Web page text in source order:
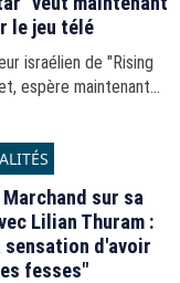
le jeu télé
israélien de "Rising
espère maintenant
genre du jeu télé avec
sur sa
Lilian Thuram :
sensation d'avoir
fesses"